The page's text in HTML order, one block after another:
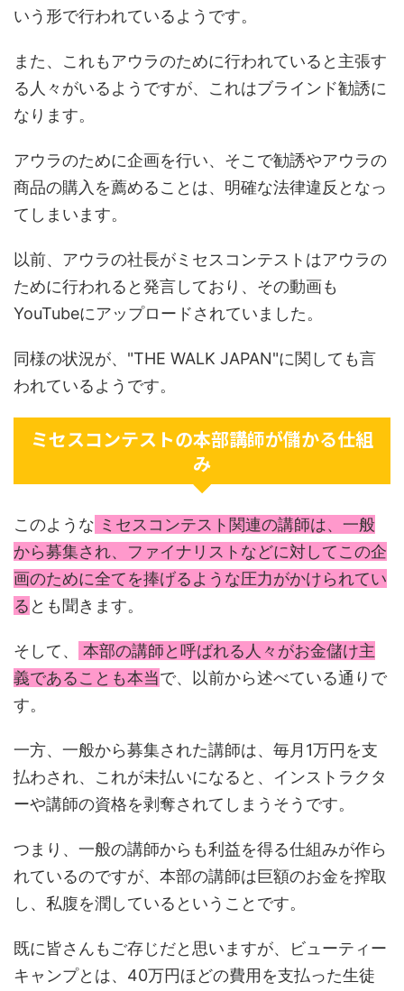
いう形で行われているようです。
また、これもアウラのために行われていると主張す
る人々がいるようですが、これはブラインド勧誘に
なります。
アウラのために企画を行い、そこで勧誘やアウラの
商品の購入を薦めることは、明確な法律違反となっ
てしまいます。
以前、アウラの社長がミセスコンテストはアウラの
ために行われると発言しており、その動画も
YouTubeにアップロードされていました。
同様の状況が、"THE WALK JAPAN"に関しても言
われているようです。
ミセスコンテストの本部講師が儲かる仕組
み
このような ミセスコンテスト関連の講師は、一般
から募集され、ファイナリストなどに対してこの企
画のために全てを捧げるような圧力がかけられてい
る とも聞きます。
そして、
本部の講師と呼ばれる人々がお金儲け主
義であることも本当で、以前から述べている通りで
す。
一方、一般から募集された講師は、毎月1万円を支
払わされ、これが未払いになると、インストラクタ
ーや講師の資格を剥奪されてしまうそうです。
つまり、一般の講師からも利益を得る仕組みが作ら
れているのですが、本部の講師は巨額のお金を搾取
し、私腹を潤しているということです。
既に皆さんもご存じだと思いますが、ビューティー
キャンプとは、40万円ほどの費用を支払った生徒